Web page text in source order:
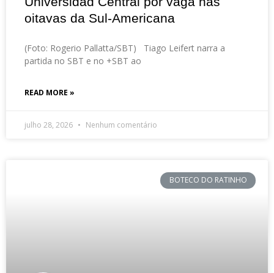
oitavas da Sul-Americana
(Foto: Rogerio Pallatta/SBT) Tiago Leifert narra a
partida no SBT e no +SBT ao
READ MORE »
julho 28, 2026 Nenhum comentário
BOTECO DO RATINHO